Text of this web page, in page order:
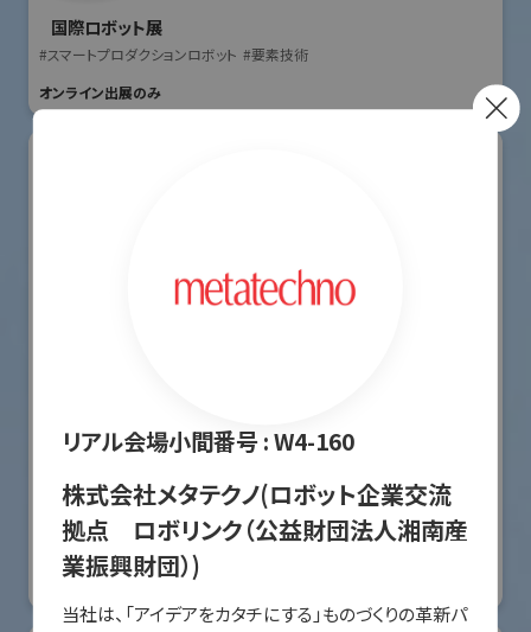
リアル会場小間番号 :W4-160
株式会社メタテクノ(ロボット企業交流
拠点 ロボリンク（公益財団法人湘南産
業振興財団）)
当社は、「アイデアをカタチにする」ものづくりの革新パ
国際ロボット展
#スマートプロダクションロボット #要素技術
オンライン出展のみ
オリエンタルモーター株式会社
国際ロボット展
#スマートプロダクションロボット
#要素技術
リアル会場小間番号 : W2-36